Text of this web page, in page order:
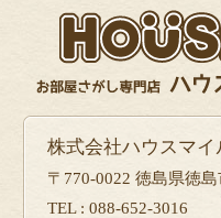
株式会社ハウスマイ
〒770-0022 徳島県徳
TEL : 088-652-3016